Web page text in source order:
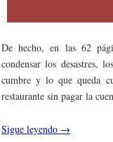
De hecho, en las 62
condensar los desastres,
cumbre y lo que queda
restaurante sin pagar la
Sigue leyendo →